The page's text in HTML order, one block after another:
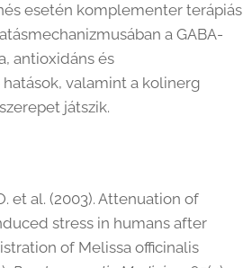
esetén komplementer terápiás
a GABA-
antioxidáns és
valamint a kolinerg
játszik.
et al. (2003). Attenuation of
stress in humans after
of Melissa officinalis